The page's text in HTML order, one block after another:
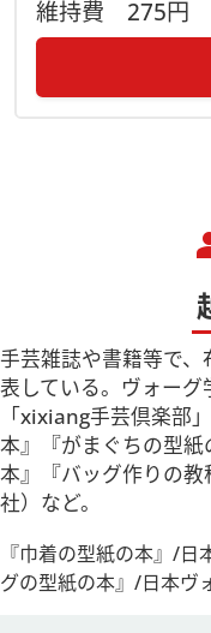
維持費 275円
手芸雑誌や書籍等で
表している。ヴォー
「xixiang手芸倶楽部
本』『がまぐちの型
本』『バッグ作りの
社）など。
『巾着の型紙の本』/
グの型紙の本』/日本ヴ